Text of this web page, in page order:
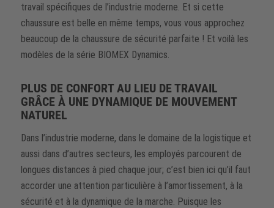
travail spécifiques de l’industrie moderne. Et si cette
chaussure est belle en même temps, vous vous approchez
beaucoup de la chaussure de sécurité parfaite ! Et voilà les
modèles de la série BIOMEX Dynamics.
PLUS DE CONFORT AU LIEU DE TRAVAIL
GRÂCE À UNE DYNAMIQUE DE MOUVEMENT
NATUREL
Dans l’industrie moderne, dans le domaine de la logistique et
aussi dans d’autres secteurs, les employés parcourent de
longues distances à pied chaque jour; c’est bien ici qu’il faut
accorder une attention particulière à l’amortissement, à la
sécurité et à la dynamique de la marche. Puisque les